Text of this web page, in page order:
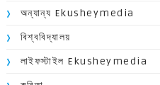
অন্যান্য Ekusheymedia
বিশ্ববিদ্যালয়
লাইফস্টাইল Ekusheymedia